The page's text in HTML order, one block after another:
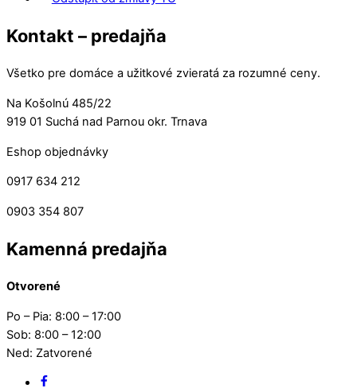
Kontakt – predajňa
Všetko pre domáce a užitkové zvieratá za rozumné ceny.
Na Košolnú 485/22
919 01 Suchá nad Parnou okr. Trnava
Eshop objednávky
0917 634 212
0903 354 807
Kamenná predajňa
Otvorené
Po – Pia: 8:00 – 17:00
Sob: 8:00 – 12:00
Ned: Zatvorené